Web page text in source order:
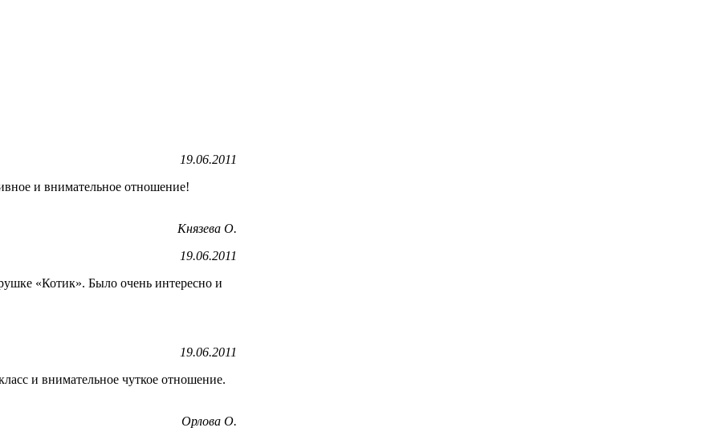
19.06.2011
и внимательное отношение!
Князева О.
19.06.2011
«Котик». Было очень интересно и
19.06.2011
и внимательное чуткое отношение.
Орлова О.